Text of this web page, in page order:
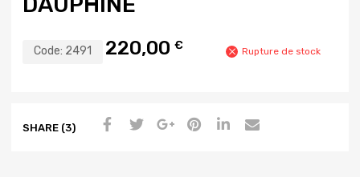
Code: 2491 220,00 € Rupture de stock
SHARE (3)